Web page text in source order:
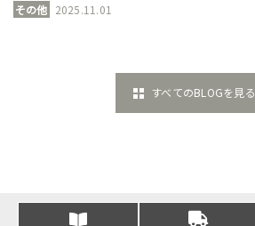
その他 2025.11.01
すべてのBLOGを見る